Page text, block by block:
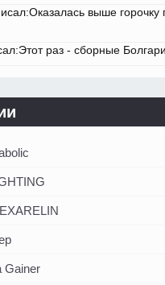
выше
раз - сборные
Gainer